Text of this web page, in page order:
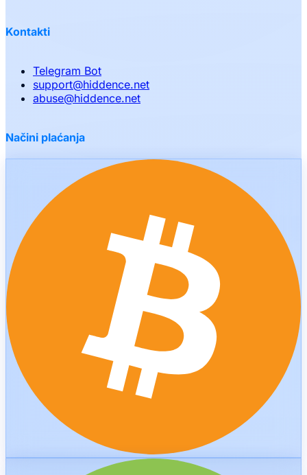
Kontakti
Telegram Bot
support@hiddence.net
abuse@hiddence.net
Načini plaćanja